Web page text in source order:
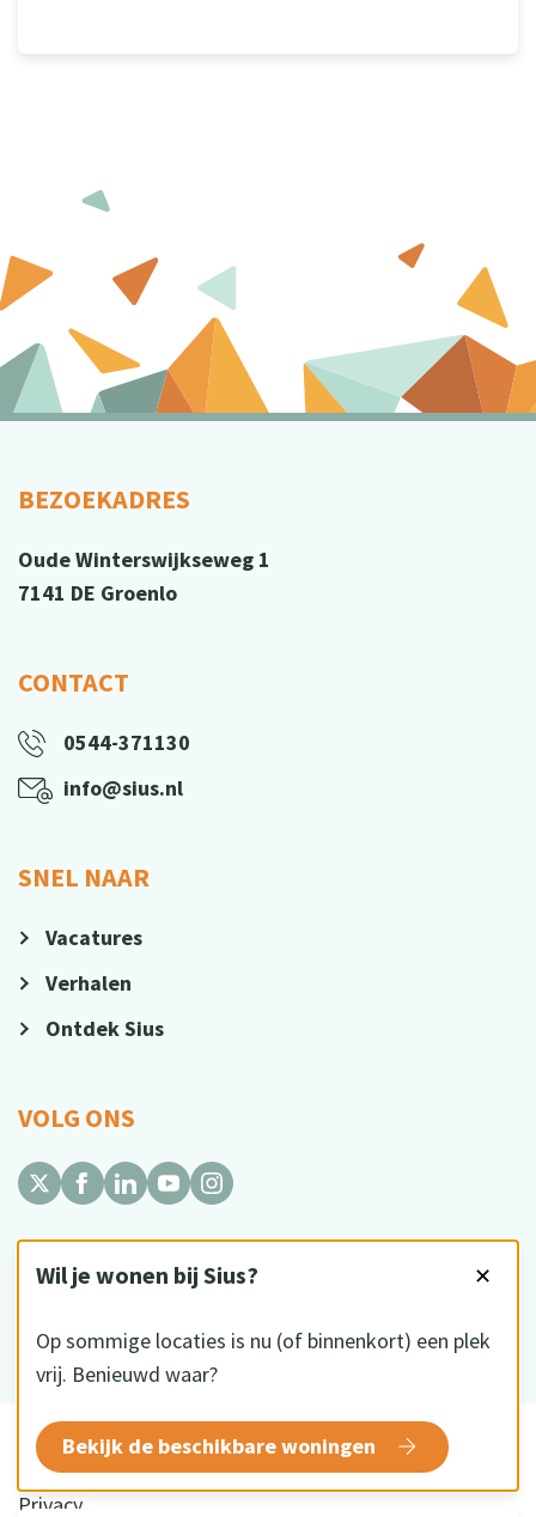
Wil je wonen bij Sius? ✕
Op sommige locaties is nu (of binnenkort) een plek
vrij. Benieuwd waar?
Bekijk de beschikbare woningen
BEZOEKADRES
Oude Winterswijkseweg 1
7141 DE Groenlo
CONTACT
0544-371130
info@sius.nl
SNEL NAAR
Vacatures
Verhalen
Ontdek Sius
VOLG ONS
© 2026 Sius
Disclaimer
Privacy